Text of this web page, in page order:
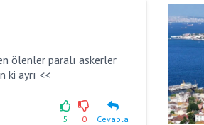
ölenler paralı askerler
ki ayrı <<
5 0 Cevapla